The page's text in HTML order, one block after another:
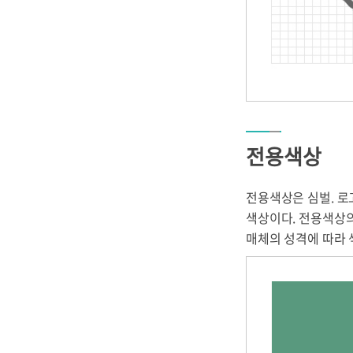
전용색상
전용색상은 심벌.
색상이다. 전용색상
매체의 성격에 따라